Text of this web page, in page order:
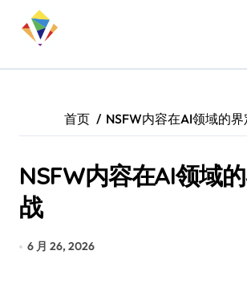
首页 NSFW内容在AI领域的
NSFW内容在AI领域
战
6 月 26, 2026